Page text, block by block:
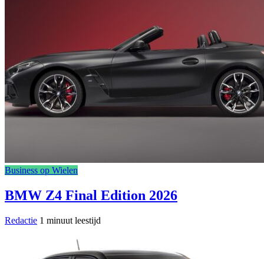
Business op Wielen
BMW Z4 Final Edition 2026
Redactie 1 minuut leestijd